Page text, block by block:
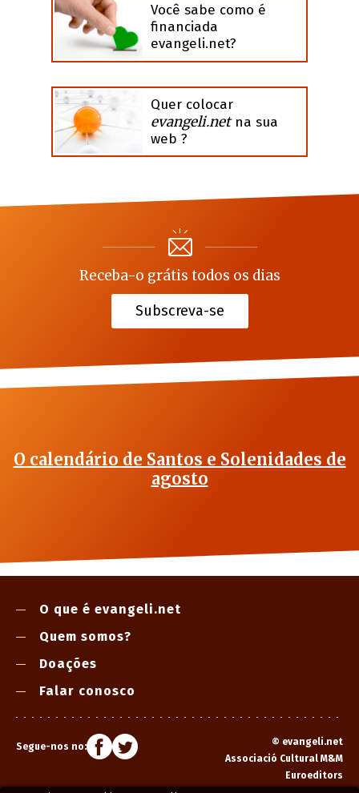
Você sabe como é
financiada
evangeli.net?
Quer colocar
evangeli.netna sua
web ?
Receba-o grátis todos os dias
Subscreva-se
O calendário de Santos e Solenidades de
agosto
O que é evangeli.net
Quem somos?
Doações
Falar conosco
Segue-nos no: © evangeli.net
Associació Cultural M&M
Euroeditors